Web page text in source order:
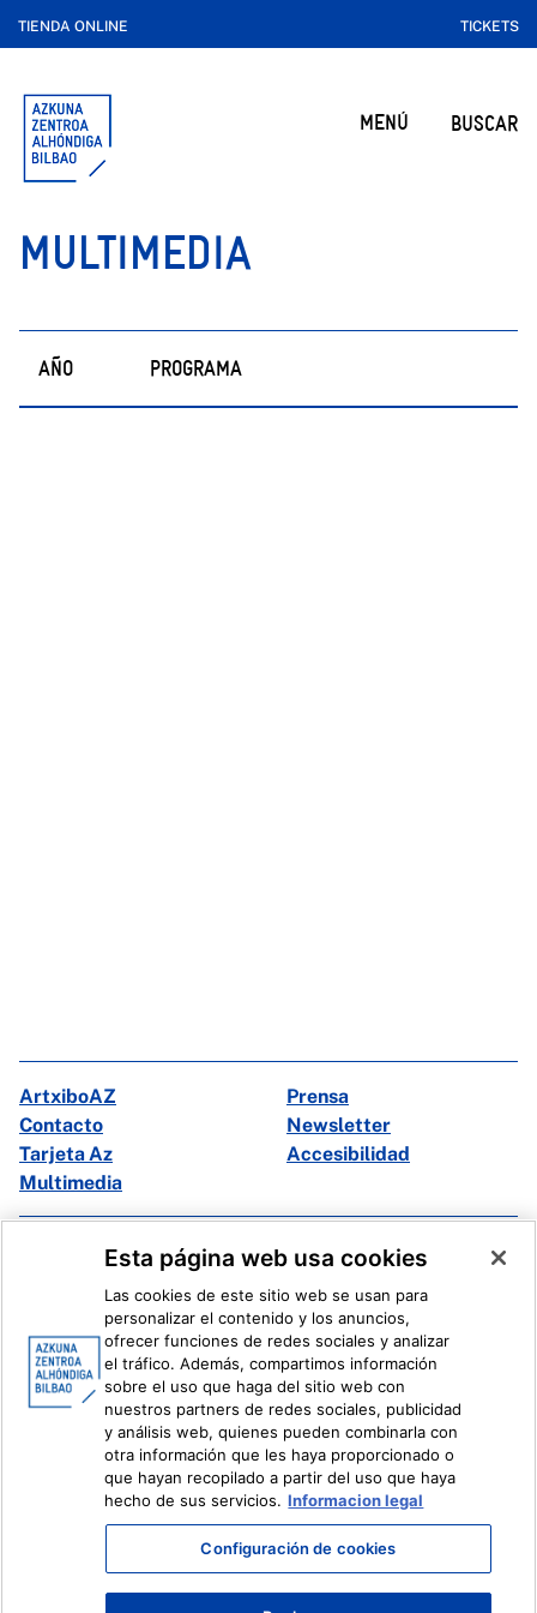
TIENDA ONLINE TICKETS
MENÚ BUSCAR
MULTIMEDIA
AÑO PROGRAMA
ArtxiboAZ
Prensa
Contacto
Newsletter
Tarjeta Az
Accesibilidad
Multimedia
Facebook
X
Ivoox
Información legal Sistema Interno de Información
Esta página web usa cookies
Las cookies de este sitio web se usan para
personalizar el contenido y los anuncios,
ofrecer funciones de redes sociales y analizar
el tráfico. Además, compartimos información
sobre el uso que haga del sitio web con
nuestros partners de redes sociales, publicidad
y análisis web, quienes pueden combinarla con
otra información que les haya proporcionado o
que hayan recopilado a partir del uso que haya
hecho de sus servicios. Informacion legal
Configuración de cookies